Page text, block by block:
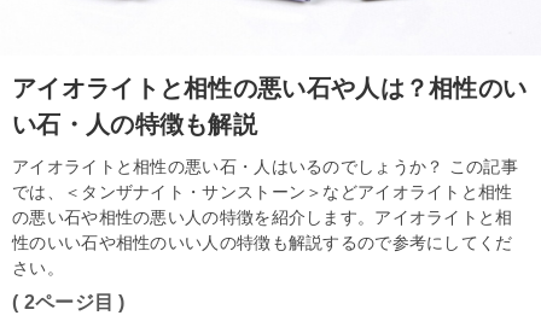
アイオライトと相性の悪い石や人は？相性のい
い石・人の特徴も解説
アイオライトと相性の悪い石・人はいるのでしょうか？ この記事
では、＜タンザナイト・サンストーン＞などアイオライトと相性
の悪い石や相性の悪い人の特徴を紹介します。アイオライトと相
性のいい石や相性のいい人の特徴も解説するので参考にしてくだ
さい。
( 2ページ目 )